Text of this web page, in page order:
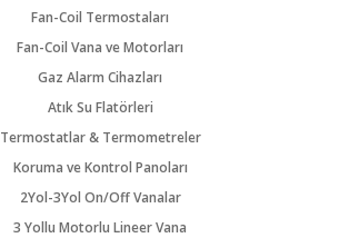
Fan-Coil Termostaları
Fan-Coil Vana ve Motorları
Gaz Alarm Cihazları
Atık Su Flatörleri
Termostatlar & Termometreler
Koruma ve Kontrol Panoları
2Yol-3Yol On/Off Vanalar
3 Yollu Motorlu Lineer Vana